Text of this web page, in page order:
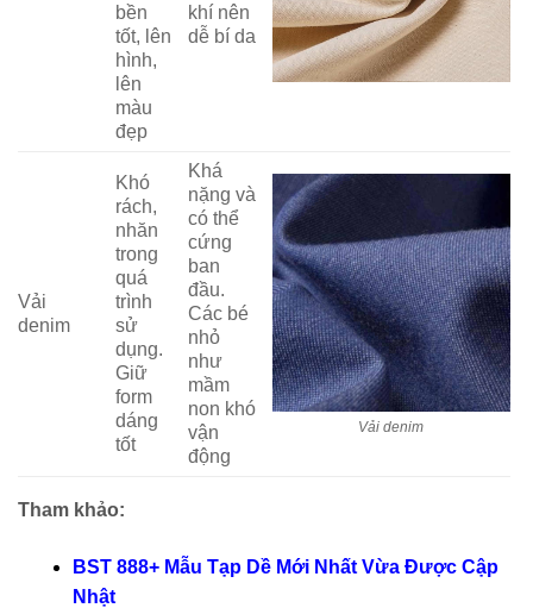
bền
tốt, lên
hình,
lên
màu
đẹp
khí nên
dễ bí da
Vải
denim
Khó
rách,
nhăn
trong
quá
trình
sử
dụng.
Giữ
form
dáng
tốt
Khá
nặng và
có thể
cứng
ban
đầu.
Các bé
nhỏ
như
mầm
non khó
vận
động
Vải denim
Tham khảo:
BST 888+ Mẫu Tạp Dề Mới Nhất Vừa Được Cập
Nhật